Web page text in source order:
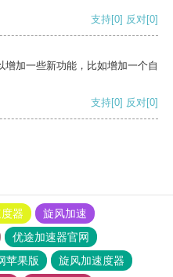
支持[0] 反对[0]
加一些新功能，比如增加一个自
支持[0] 反对[0]
器
旋风加速
优途加速器官网
苹果版
旋风加速度器